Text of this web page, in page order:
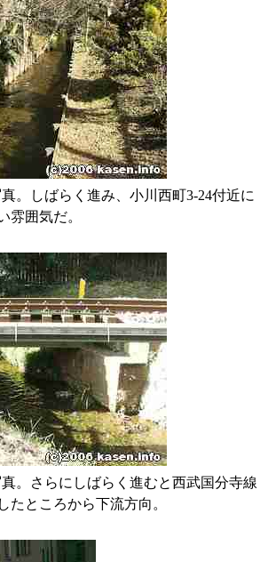
。しばらく進み、小川西町3-24付近に
雰囲気だ。
。さらにしばらく進むと西武国分寺線
たところから下流方向。